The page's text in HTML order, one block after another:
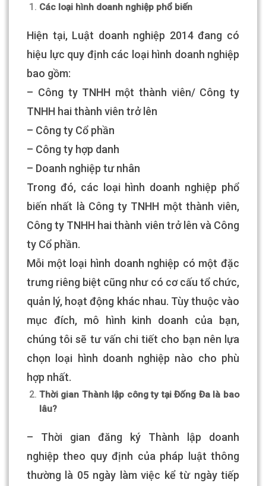
Các loại hình doanh nghiệp phổ biến
Hiện tại, Luật doanh nghiệp 2014 đang có
hiệu lực quy định các loại hình doanh nghiệp
bao gồm:
– Công ty TNHH một thành viên/ Công ty
TNHH hai thành viên trở lên
– Công ty Cổ phần
– Công ty hợp danh
– Doanh nghiệp tư nhân
Trong đó, các loại hình doanh nghiệp phổ
biến nhất là Công ty TNHH một thành viên,
Công ty TNHH hai thành viên trở lên và Công
ty Cổ phần.
Mỗi một loại hình doanh nghiệp có một đặc
trưng riêng biệt cũng như có cơ cấu tổ chức,
quản lý, hoạt động khác nhau. Tùy thuộc vào
mục đích, mô hình kinh doanh của bạn,
chúng tôi sẽ tư vấn chi tiết cho bạn nên lựa
chọn loại hình doanh nghiệp nào cho phù
hợp nhất.
Thời gian Thành lập công ty tại Đống Đa là bao
lâu?
– Thời gian đăng ký Thành lập doanh
nghiệp theo quy định của pháp luật thông
thường là 05 ngày làm việc kể từ ngày tiếp